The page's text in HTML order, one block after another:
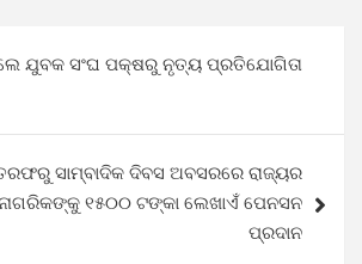
ଯୁବକ ସଂଘ ପକ୍ଷରୁ ନୃତ୍ୟ ପ୍ରତିଯୋଗିତା
ସାମ୍ବାଦିକ ଦିବସ ଅବସରରେ ରାଜ୍ୟର
୧୫୦୦ ଟଙ୍କା ଲେଖାଏଁ ପେନସନ
ପ୍ରଦାନ